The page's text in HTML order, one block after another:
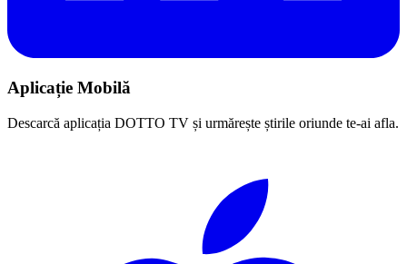
Aplicație Mobilă
Descarcă aplicația DOTTO TV și urmărește știrile oriunde te-ai afla.